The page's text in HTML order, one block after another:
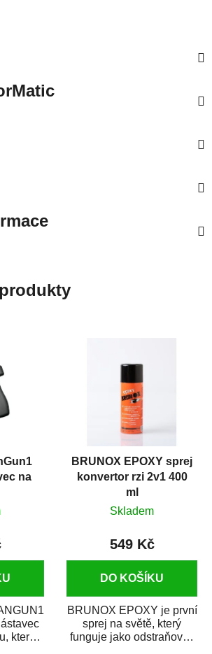
na
který ji
BRUNOX EPOXY sprej
konvertor rzi 2v1 400
ml
Skladem
549 Kč
DO KOŠÍKU
BRUNOX EPOXY je první
sprej na světě, který
funguje jako odstraňovač